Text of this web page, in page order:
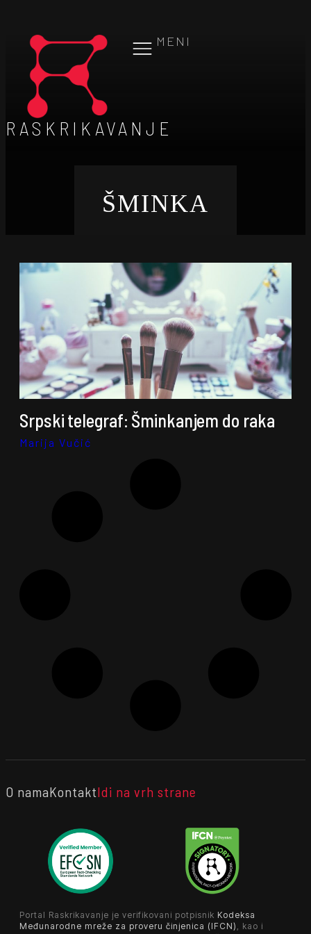
MENI
RASKRIKAVANJE
ŠMINKA
Srpski telegraf: Šminkanjem do raka
Marija Vučić
O namaKontaktIdi na vrh strane
Portal Raskrikavanje je verifikovani potpisnik Kodeksa
Međunarodne mreže za proveru činjenica (IFCN) , kao i